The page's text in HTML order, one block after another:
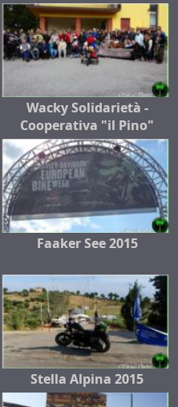
Wacky Solidarietà -
Cooperativa "il Pino"
Faaker See 2015
Stella Alpina 2015